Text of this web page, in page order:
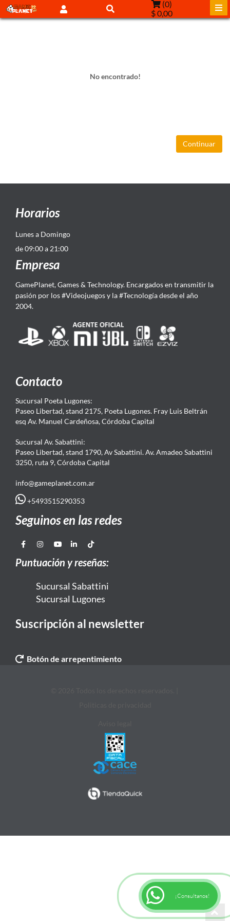
(0)
$ 0,00
No encontrado!
Continuar
Horarios
Lunes a Domingo
de 09:00 a 21:00
Empresa
GamePlanet, Games & Technology. Encargados en transmitir la
pasión por los #Videojuegos y la #Tecnología desde el año
2004.
Contacto
Sucursal Poeta Lugones:
Paseo Libertad, stand 2175, Poeta Lugones. Fray Luis Beltrán
esq Av. Manuel Cardeñosa, Córdoba Capital
Sucursal Av. Sabattini:
Paseo Libertad, stand 1790, Av Sabattini. Av. Amadeo Sabattini
3250, ruta 9, Córdoba Capital
info@gameplanet.com.ar
+5493515290353
Seguinos en las redes
Puntuación y reseñas:
Sucursal Sabattini
Sucursal Lugones
Suscripción al newsletter
Botón de arrepentimiento
¡Consultanos!